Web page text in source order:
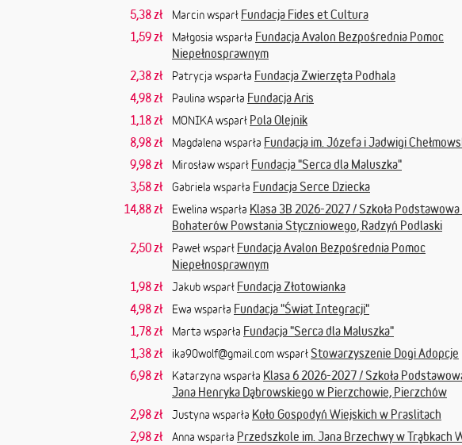
5,38 zł
Marcin wsparł Fundacja Fides et Cultura
1,59 zł
Małgosia wsparła Fundacja Avalon Bezpośrednia Pomoc
Niepełnosprawnym
2,38 zł
Patrycja wsparła Fundacja Zwierzęta Podhala
4,98 zł
Paulina wsparła Fundacja Aris
1,18 zł
MONIKA wsparł Pola Olejnik
8,98 zł
Magdalena wsparła Fundacja im. Józefa i Jadwigi
9,98 zł
Mirosław wsparł Fundacja "Serca dla Maluszka"
3,58 zł
Gabriela wsparła Fundacja Serce Dziecka
14,88 zł
Ewelina wsparła Klasa 3B 2026-2027 / Szkoła
Bohaterów Powstania Styczniowego, Radzyń Podlaski
2,50 zł
Paweł wsparł Fundacja Avalon Bezpośrednia Pomoc
Niepełnosprawnym
1,98 zł
Jakub wsparł Fundacja Złotowianka
4,98 zł
Ewa wsparła Fundacja "Świat Integracji"
1,78 zł
Marta wsparła Fundacja "Serca dla Maluszka"
1,38 zł
ika90wolf@gmail.com wsparł Stowarzyszenie Dogi Adopcje
6,98 zł
Katarzyna wsparła Klasa 6 2026-2027 / Szkoła
Jana Henryka Dąbrowskiego w Pierzchowie, Pierzchów
2,98 zł
Justyna wsparła Koło Gospodyń Wiejskich w Praslitach
2,98 zł
Anna wsparła Przedszkole im. Jana Brzechwy w Trąbkach